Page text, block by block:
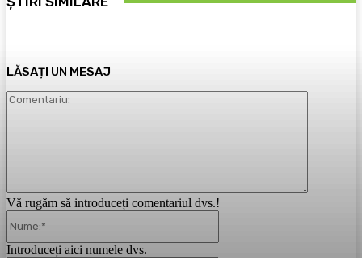
LĂSAȚI UN MESAJ
Vă rugăm să introduceți comentariul dvs.!
Introduceți aici numele dvs.